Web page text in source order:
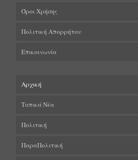
Όροι Χρήσης
Πολιτική Απορρήτου
Επικοινωνία
Αρχική
Τοπικά Νέα
Πολιτική
ΠαραΠολιτική